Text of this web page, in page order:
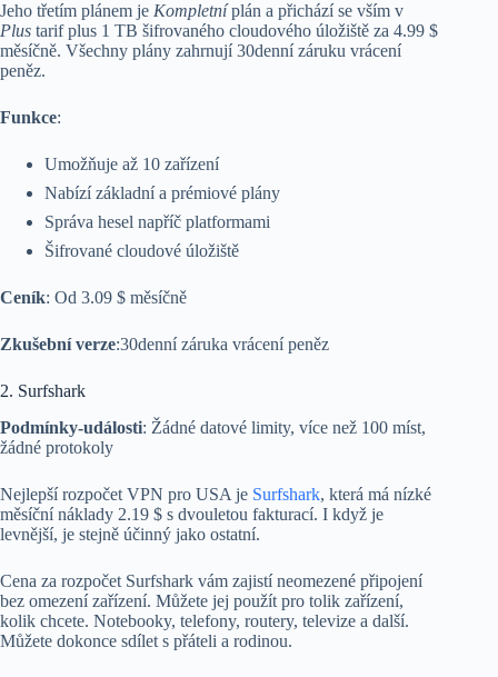
Jeho třetím plánem je Kompletníplán a přichází se vším v
Plus tarif plus 1 TB šifrovaného cloudového úložiště za 4.99 $
měsíčně. Všechny plány zahrnují 30denní záruku vrácení
peněz.
Funkce:
Umožňuje až 10 zařízení
Nabízí základní a prémiové plány
Správa hesel napříč platformami
Šifrované cloudové úložiště
Ceník: Od 3.09 $ měsíčně
Zkušební verze:30denní záruka vrácení peněz
2. Surfshark
Podmínky-události: Žádné datové limity, více než 100 míst,
žádné protokoly
Nejlepší rozpočet VPN pro USA je Surfshark, která má nízké
měsíční náklady 2.19 $ s dvouletou fakturací. I když je
levnější, je stejně účinný jako ostatní.
Cena za rozpočet Surfshark vám zajistí neomezené připojení
bez omezení zařízení. Můžete jej použít pro tolik zařízení,
kolik chcete. Notebooky, telefony, routery, televize a další.
Můžete dokonce sdílet s přáteli a rodinou.